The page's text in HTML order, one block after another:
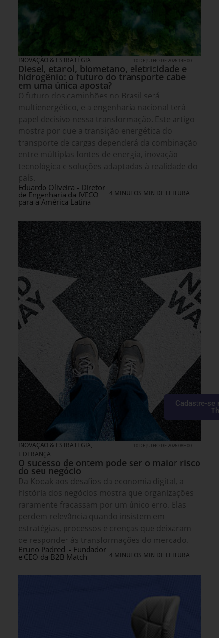
INOVAÇÃO & ESTRATÉGIA 10 DE JULHO DE 2026 14H00
Diesel, etanol, biometano, eletricidade e
hidrogênio: o futuro do transporte cabe
em uma única aposta?
O futuro dos caminhões no Brasil será
multienergético, e a engenharia nacional terá
papel decisivo nessa transformação. Este artigo
mostra por que a transição energética do
transporte de cargas dependerá da combinação
entre múltiplas fontes de energia, inovação
tecnológica e soluções adaptadas à realidade do
país.
Eduardo Oliveira - Diretor
de Engenharia da IVECO
para a América Latina
4 MINUTOS MIN DE LEITURA
INOVAÇÃO & ESTRATÉGIA,
LIDERANÇA
10 DE JULHO DE 2026 08H00
O sucesso de ontem pode ser o maior risco
do seu negócio
Da Kodak aos desafios da economia digital, a
história dos negócios mostra que organizações
raramente fracassam por um único erro. Elas
perdem relevância quando insistem em
estratégias, processos e crenças que deixaram
de responder às transformações do mercado.
Bruno Padredi - Fundador
e CEO da B2B Match 4 MINUTOS MIN DE LEITURA
Cadastre-se